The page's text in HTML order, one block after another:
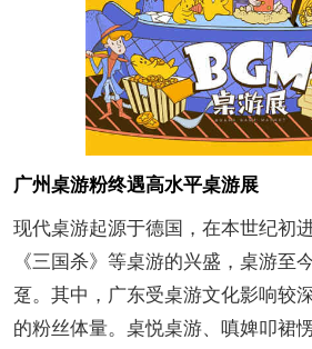
广州桌游粉终遇高水平桌游展
现代桌游起源于德国，在本世纪初
《三国杀》等桌游的兴盛，桌游至
趸。其中，广东受桌游文化影响较
的粉丝体量。桌悦桌游、嗔婢叩裙